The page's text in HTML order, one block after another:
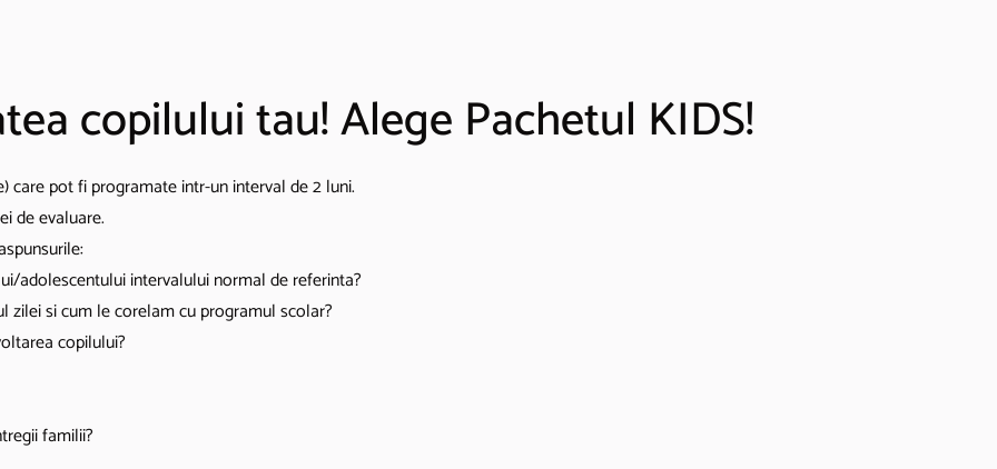
copilului tau! Alege Pachetul KIDS!
pot fi programate intr-un interval de 2 luni.
de evaluare.
adolescentului intervalului normal de referinta?
zilei si cum le corelam cu programul scolar?
copilului?
familii?